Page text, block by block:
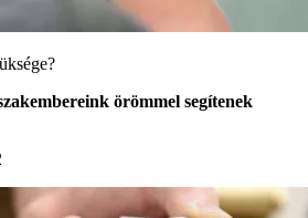
örömmel segítenek